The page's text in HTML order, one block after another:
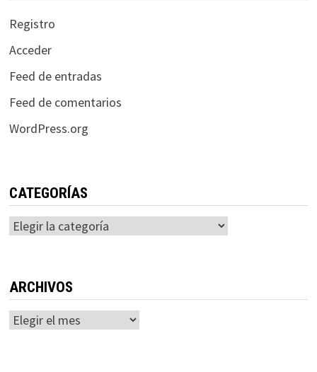
Registro
Acceder
Feed de entradas
Feed de comentarios
WordPress.org
CATEGORÍAS
Categorías
ARCHIVOS
Archivos